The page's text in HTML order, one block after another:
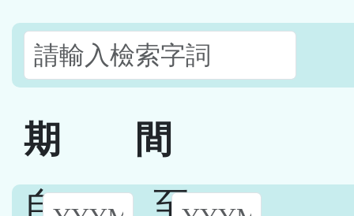
期
間
自
至